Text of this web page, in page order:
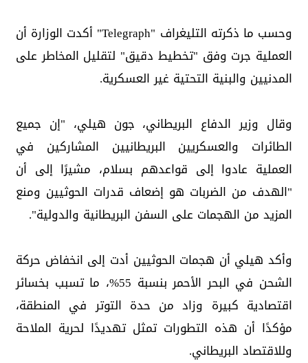
وحسب ما ذكرته التليغراف "Telegraph" أكدت الوزارة أن
العملية جرت وفق "تخطيط دقيق" لتقليل المخاطر على
المدنيين والبنية التحتية غير العسكرية.
وقال وزير الدفاع البريطاني، جون هيلي، "إن جميع
الطائرات والعسكريين البريطانيين المشاركين في
العملية عادوا إلى قواعدهم بسلام، مشيرًا إلى أن
"الهدف من الضربات هو إضعاف قدرات الحوثيين ومنع
المزيد من الهجمات على السفن البريطانية والدولية".
وأكد هيلي أن هجمات الحوثيين أدت إلى انخفاض حركة
الشحن في البحر الأحمر بنسبة 55%، ما تسبب بخسائر
اقتصادية كبيرة وزاد من حدة التوتر في المنطقة،
مؤكدًا أن هذه التطورات تمثل تهديدًا لحرية الملاحة
وللاقتصاد البريطاني.